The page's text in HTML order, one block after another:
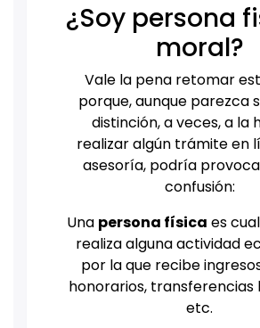
¿Soy persona
moral?
Vale la pena retomar
porque, aunque parezca
distinción, a veces, a la
realizar algún trámite en
asesoría, podría
confusión:
Una persona física es
realiza alguna actividad
por la que recibe
honorarios, transferencias
etc.